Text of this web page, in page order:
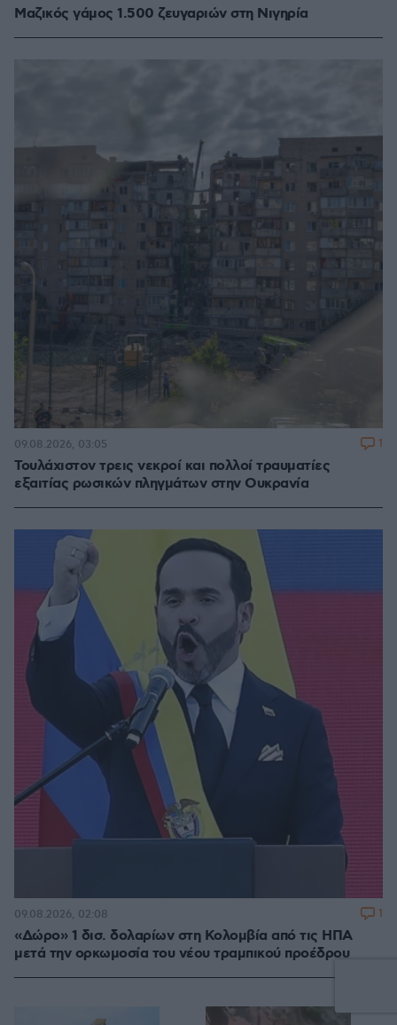
Μαζικός γάμος 1.500 ζευγαριών στη Νιγηρία
Τουλάχιστον τρεις νεκροί και πολλοί τραυματίες
εξαιτίας ρωσικών πληγμάτων στην Ουκρανία
09.08.2026, 03:05 1
«Δώρο» 1 δισ. δολαρίων στη Κολομβία από τις ΗΠΑ
μετά την ορκωμοσία του νέου τραμπικού προέδρου
09.08.2026, 02:08 1